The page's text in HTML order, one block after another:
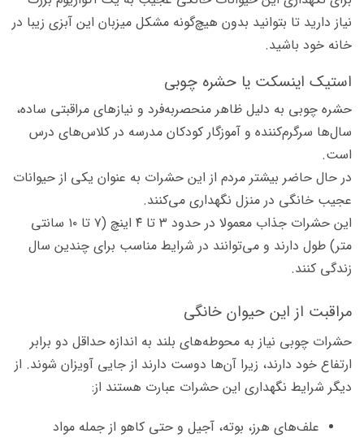
نیاز دارید تا بتوانید بدون هیچ‌گونه مشکل میزبان این آبزی زیبا در
خانه خود باشید.
استیک اینسکت یا حشره چوبی
حشره چوبی به دلیل ظاهر منحصر‌به‌فرد و نیازهای مراقبتی ساده،
سال‌ها سرگرم‌کننده و آموزگار کودکان مدرسه در کلاس‌های درس
است.
در حال حاضر بیشتر مردم از این حشرات به عنوان یکی از حیوانات
عجیب خانگی در منزل نگهداری می‌کنند.
این حشرات جذاب معمولا در حدود ۳ تا ۴ اینچ (۷ تا ۱۰ سانتی
متر) طول دارند و می‌توانند در شرایط مناسب برای چندین سال
زندگی کنند.
مراقبت از این حیوان خانگی
حشرات چوبی نیاز به محوطه‌های بلند به اندازه حداقل دو برابر
ارتفاع خود دارند، زیرا آن‌ها دوست دارند از جایی آویزان شوند. از
دیگر شرایط نگهداری این حشرات عبارت هستند از:
علف‌های هرز، بوته، آجیل و حتی کاهو از جمله مواد